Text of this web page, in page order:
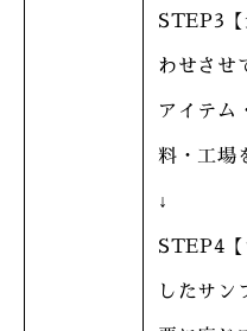
STEP3【
わせさせ
アイテム
料・工場
↓
STEP4【
したサン